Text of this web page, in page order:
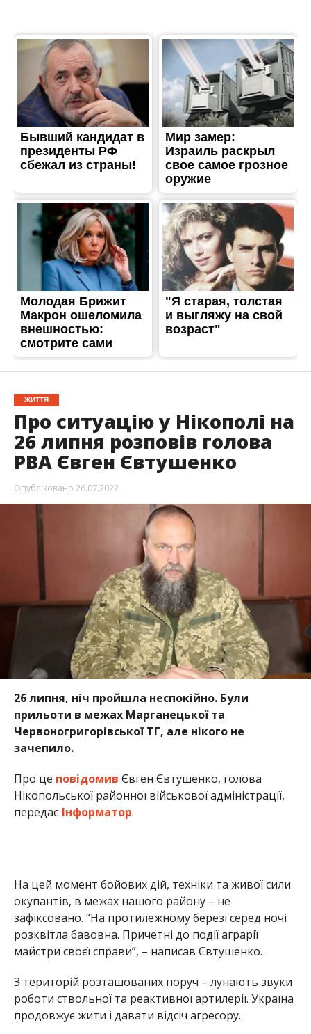
ЖИТТЯ
Про ситуацію у Нікополі на
26 липня розповів голова
РВА Євген Євтушенко
Опубліковано 26.07.2022
26 липня, ніч пройшла неспокійно. Були
прильоти в межах Марганецької та
Червоногригорівської ТГ, але нікого не
зачепило.
Про це повідомив Євген Євтушенко, голова
Нікопольської районної військової адміністрації,
передає Інформатор.
На цей момент бойових дій, техніки та живої сили
окупантів, в межах нашого району – не
зафіксовано. “На протилежному березі серед ночі
розквітла бавовна. Причетні до події аграрії
майстри своєї справи”, – написав Євтушенко.
З територій розташованих поруч – лунають звуки
роботи ствольної та реактивної артилерії. Україна
продовжує жити і давати відсіч агресору.